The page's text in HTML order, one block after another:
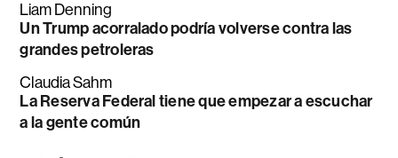
Liam Denning
Un Trump acorralado podría volverse contra las
grandes petroleras
Claudia Sahm
La Reserva Federal tiene que empezar a escuchar
a la gente común